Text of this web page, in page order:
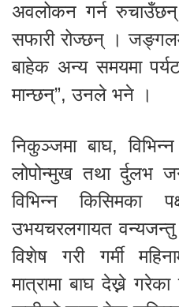
अवलोकन गर्न
सफारी रोज्छन् ।
बाहेक अन्य समयमा
मान्छन्”, उनले भने ।
निकुञ्जमा बाघ,
लोपोन्मुख तथा र्दुलभ
विभिन्न किसिमका
उभयचरलगायत
विशेष गरी गर्मी
मात्रामा बाघ देख्ने